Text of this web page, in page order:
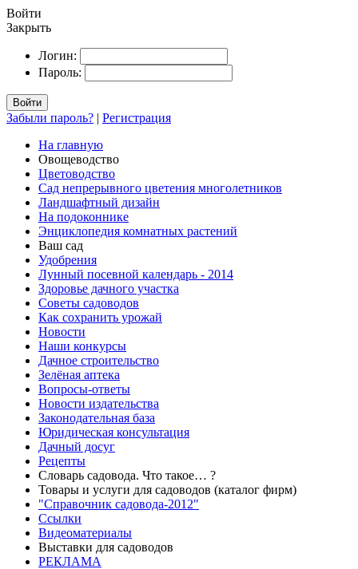
Войти
Закрыть
Логин:
Пароль:
Войти
Забыли пароль? | Регистрация
На главную
Овощеводство
Цветоводство
Сад непрерывного цветения многолетников
Ландшафтный дизайн
На подоконнике
Энциклопедия комнатных растений
Ваш сад
Удобрения
Лунный посевной календарь - 2014
Здоровье дачного участка
Советы садоводов
Как сохранить урожай
Новости
Наши конкурсы
Дачное строительство
Зелёная аптека
Вопросы-ответы
Новости издательства
Законодательная база
Юридическая консультация
Дачный досуг
Рецепты
Словарь садовода. Что такое… ?
Товары и услуги для садоводов (каталог фирм)
"Справочник садовода-2012"
Ссылки
Видеоматериалы
Выставки для садоводов
РЕКЛАМА